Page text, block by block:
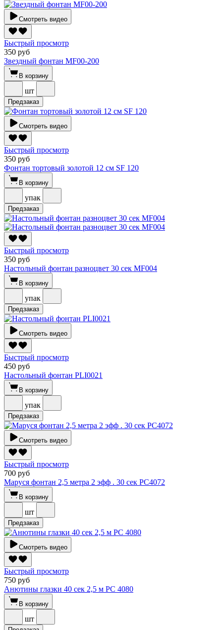
Смотреть видео
Быстрый просмотр
350 руб
Звездный фонтан MF00-200
В корзину
шт
Предзаказ
Смотреть видео
Быстрый просмотр
350 руб
Фонтан тортовый золотой 12 см SF 120
В корзину
упак
Предзаказ
Быстрый просмотр
350 руб
Настольный фонтан разноцвет 30 сек MF004
В корзину
упак
Предзаказ
Смотреть видео
Быстрый просмотр
450 руб
Настольный фонтан PLI0021
В корзину
упак
Предзаказ
Смотреть видео
Быстрый просмотр
700 руб
Маруся фонтан 2,5 метра 2 эфф . 30 сек РС4072
В корзину
шт
Предзаказ
Смотреть видео
Быстрый просмотр
750 руб
Анютины глазки 40 сек 2,5 м РС 4080
В корзину
шт